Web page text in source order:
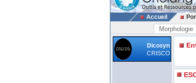
Accueil
Morphologie
Dicosyn
CRISCO